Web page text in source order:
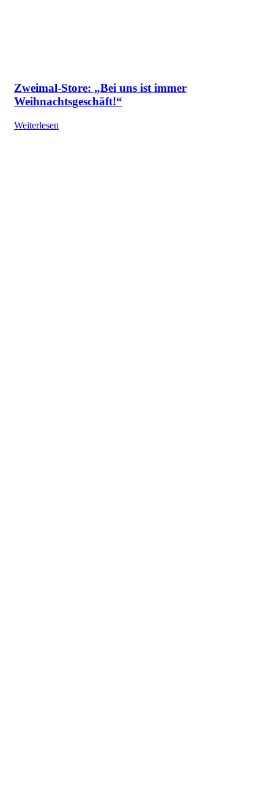
Zweimal-Store: „Bei uns ist immer
Weihnachtsgeschäft!“
Weiterlesen